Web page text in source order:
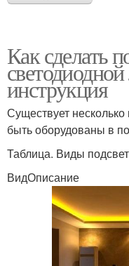
Как сделать
инструкция
Существует
быть оборудованы в
Таблица. Виды
ВидОписание